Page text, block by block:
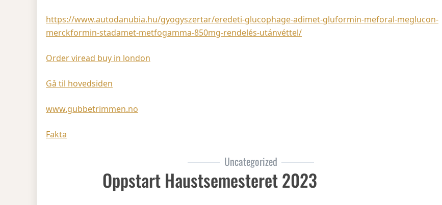
https://www.autodanubia.hu/gyogyszertar/eredeti-glucophage-adimet-gluformin-meforal-meglucon-
merckformin-stadamet-metfogamma-850mg-rendelés-utánvéttel/
Order viread buy in london
Gå til hovedsiden
www.gubbetrimmen.no
Fakta
Uncategorized
Oppstart Haustsemesteret 2023